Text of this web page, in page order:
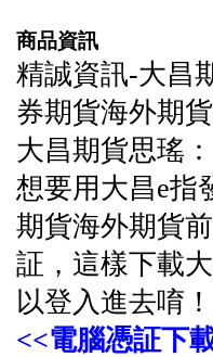
商品資訊
精誠資訊-大昌
券期貨海外期
大昌期貨思瑤：
想要用大昌e指
期貨海外期貨
証，這樣下載
以登入進去唷！
<<電腦憑証下